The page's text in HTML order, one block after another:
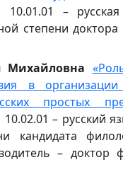
10.01.01 –
степени
Михайловна
в организации
простых
– русский
кандидата
– доктор